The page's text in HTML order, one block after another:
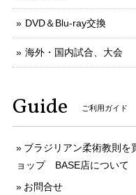
DVD＆Blu-ray交換
海外・国内試合、大会
Guide ご利用ガイド
ブラジリアン柔術教則を
ョップ BASE店について
お問合せ